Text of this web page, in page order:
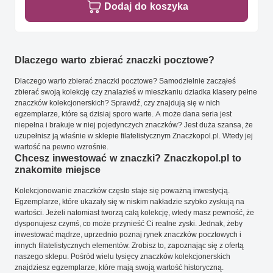
Dodaj do koszyka
Dlaczego warto zbierać znaczki pocztowe?
Dlaczego warto zbierać znaczki pocztowe? Samodzielnie zacząłeś
zbierać swoją kolekcję czy znalazłeś w mieszkaniu dziadka klasery pełne
znaczków kolekcjonerskich? Sprawdź, czy znajdują się w nich
egzemplarze, które są dzisiaj sporo warte. A może dana seria jest
niepełna i brakuje w niej pojedynczych znaczków? Jest duża szansa, że
uzupełnisz ją właśnie w sklepie filatelistycznym Znaczkopol.pl. Wtedy jej
wartość na pewno wzrośnie.
Chcesz inwestować w znaczki? Znaczkopol.pl to
znakomite miejsce
Kolekcjonowanie znaczków często staje się poważną inwestycją.
Egzemplarze, które ukazały się w niskim nakładzie szybko zyskują na
wartości. Jeżeli natomiast tworzą całą kolekcję, wtedy masz pewność, że
dysponujesz czymś, co może przynieść Ci realne zyski. Jednak, żeby
inwestować mądrze, uprzednio poznaj rynek znaczków pocztowych i
innych filatelistycznych elementów. Zrobisz to, zapoznając się z ofertą
naszego sklepu. Pośród wielu tysięcy znaczków kolekcjonerskich
znajdziesz egzemplarze, które mają swoją wartość historyczną.